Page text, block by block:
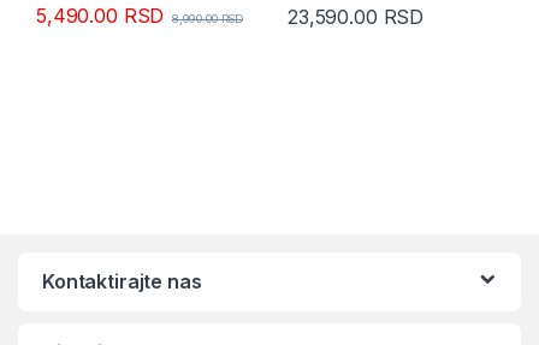
5,490.00 RSD 8,990.00RSD 23,590.00 RSD
Kontaktirajte nas